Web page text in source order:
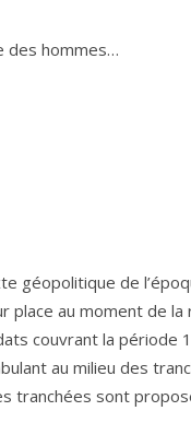
des hommes…
géopolitique de
place au moment de
couvrant la période
au milieu des
tranchées sont